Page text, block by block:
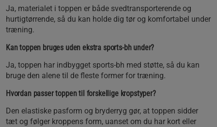
Ja, materialet i toppen er både svedtransporterende og
hurtigtørrende, så du kan holde dig tør og komfortabel under
træning.
Kan toppen bruges uden ekstra sports-bh under?
Ja, toppen har indbygget sports-bh med støtte, så du kan
bruge den alene til de fleste former for træning.
Hvordan passer toppen til forskellige kropstyper?
Den elastiske pasform og bryderryg gør, at toppen sidder
tæt og følger kroppens form, uanset om du har kort eller